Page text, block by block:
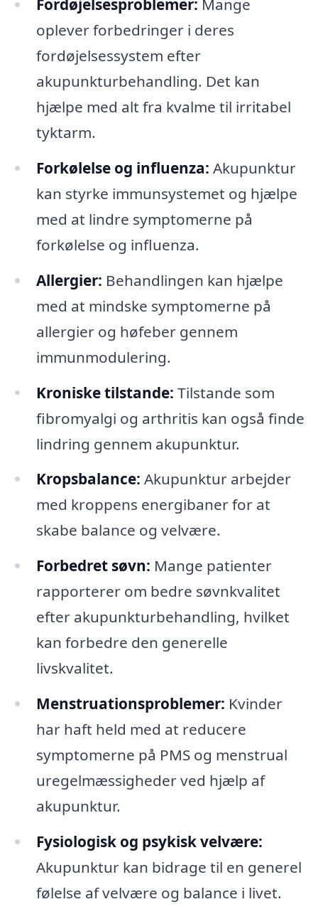
Fordøjelsesproblemer: Mange
oplever forbedringer i deres
fordøjelsessystem efter
akupunkturbehandling. Det kan
hjælpe med alt fra kvalme til irritabel
tyktarm.
Forkølelse og influenza: Akupunktur
kan styrke immunsystemet og hjælpe
med at lindre symptomerne på
forkølelse og influenza.
Allergier: Behandlingen kan hjælpe
med at mindske symptomerne på
allergier og høfeber gennem
immunmodulering.
Kroniske tilstande: Tilstande som
fibromyalgi og arthritis kan også finde
lindring gennem akupunktur.
Kropsbalance: Akupunktur arbejder
med kroppens energibaner for at
skabe balance og velvære.
Forbedret søvn: Mange patienter
rapporterer om bedre søvnkvalitet
efter akupunkturbehandling, hvilket
kan forbedre den generelle
livskvalitet.
Menstruationsproblemer: Kvinder
har haft held med at reducere
symptomerne på PMS og menstrual
uregelmæssigheder ved hjælp af
akupunktur.
Fysiologisk og psykisk velvære:
Akupunktur kan bidrage til en generel
følelse af velvære og balance i livet.